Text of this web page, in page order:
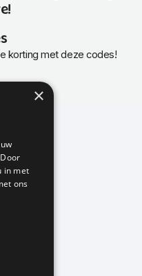
korting met deze codes!
collecties
×
in met
ons